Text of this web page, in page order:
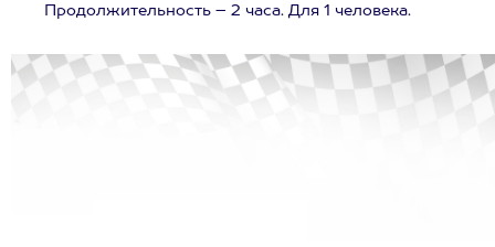
Продолжительность – 2 часа. Для 1 человека.